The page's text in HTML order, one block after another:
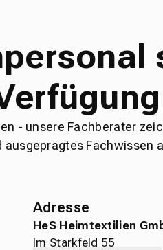
- unsere Fachberater
Fachwissen
Adresse
HeS Heimtextilien
Im Starkfeld 55